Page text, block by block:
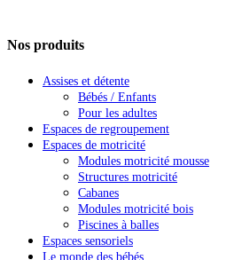
Nos produits
Assises et détente
Bébés / Enfants
Pour les adultes
Espaces de regroupement
Espaces de motricité
Modules motricité mousse
Structures motricité
Cabanes
Modules motricité bois
Piscines à balles
Espaces sensoriels
Le monde des bébés